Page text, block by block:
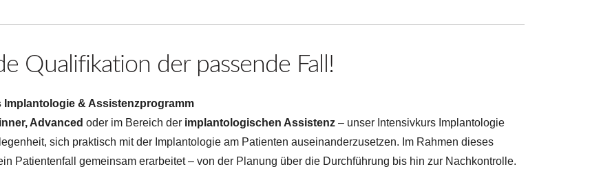
Qualifikation der passende Fall!
Implantologie & Assistenzprogramm
Advanced oder im Bereich der implantologischen Assistenz – unser Intensivkurs Implantologie
sich praktisch mit der Implantologie am Patienten auseinanderzusetzen. Im Rahmen dieses
Patientenfall gemeinsam erarbeitet – von der Planung über die Durchführung bis hin zur Nachkontrolle.